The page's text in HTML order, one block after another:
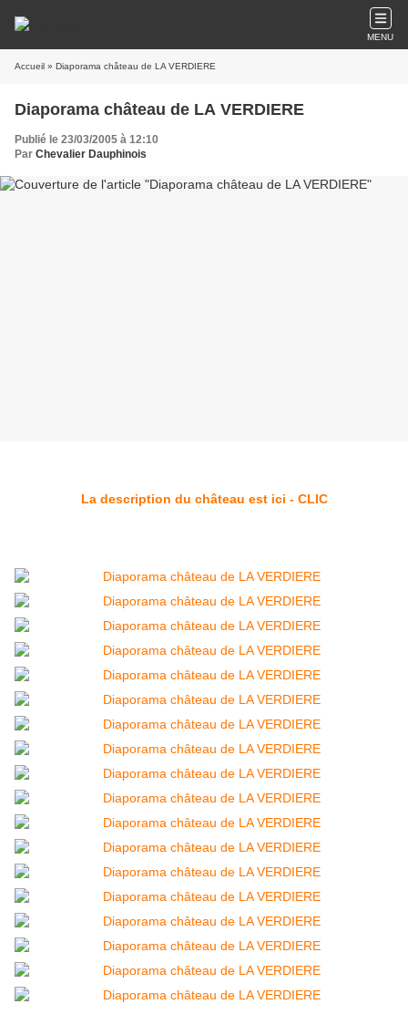
MENU
Accueil » Diaporama château de LA VERDIERE
Diaporama château de LA VERDIERE
Publié le 23/03/2005 à 12:10
Par Chevalier Dauphinois
La description du château est ici - CLIC